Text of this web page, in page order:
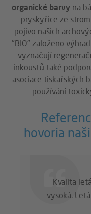
organické barvy na
pryskyřice ze
pojivo našich
"BIO" založeno
vyznačují
inkoustů také
asociace tiskařských
používání
hovoria
Kvalita
vysoká.